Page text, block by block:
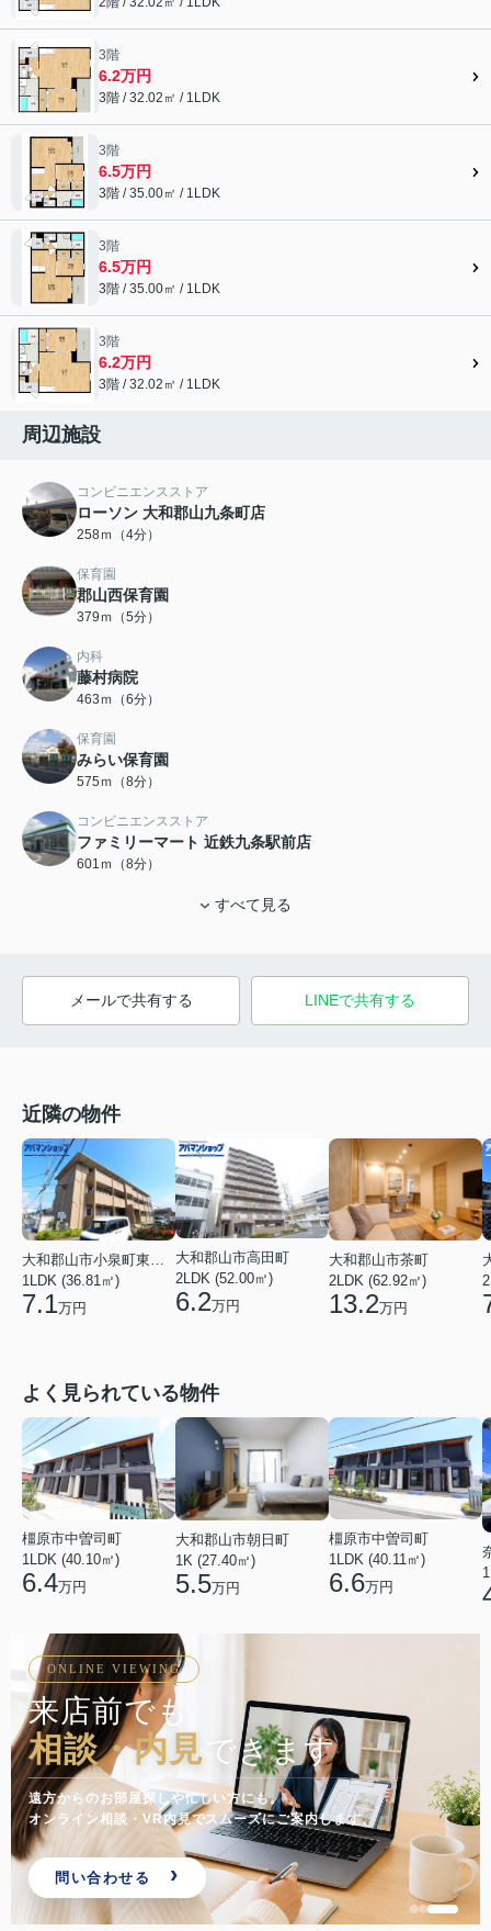
3階
6.2万円
3階 / 32.02㎡ / 1LDK
3階
6.5万円
3階 / 35.00㎡ / 1LDK
3階
6.5万円
3階 / 35.00㎡ / 1LDK
3階
6.2万円
3階 / 32.02㎡ / 1LDK
周辺施設
コンビニエンスストア
ローソン 大和郡山九条町店
258ｍ（4分）
保育園
郡山西保育園
379ｍ（5分）
内科
藤村病院
463ｍ（6分）
保育園
みらい保育園
575ｍ（8分）
コンビニエンスストア
ファミリーマート 近鉄九条駅前店
601ｍ（8分）
すべて見る
メールで共有する LINEで共有する
近隣の物件
大和郡山市小泉町東２丁目
1LDK (36.81㎡)
7.1万円
大和郡山市高田町
2LDK (52.00㎡)
6.2万円
大和郡山市茶町
2LDK (62.92㎡)
13.2万円
よく見られている物件
橿原市中曽司町
1LDK (40.10㎡)
6.4万円
大和郡山市朝日町
1K (27.40㎡)
5.5万円
橿原市中曽司町
1LDK (40.11㎡)
6.6万円
ONLINE VIEWING
来店前でも
相談・内見 できます
遠方からのお部屋探しや忙しい方にも。
オンライン相談・VR内見でスムーズにご案内します。
問い合わせる